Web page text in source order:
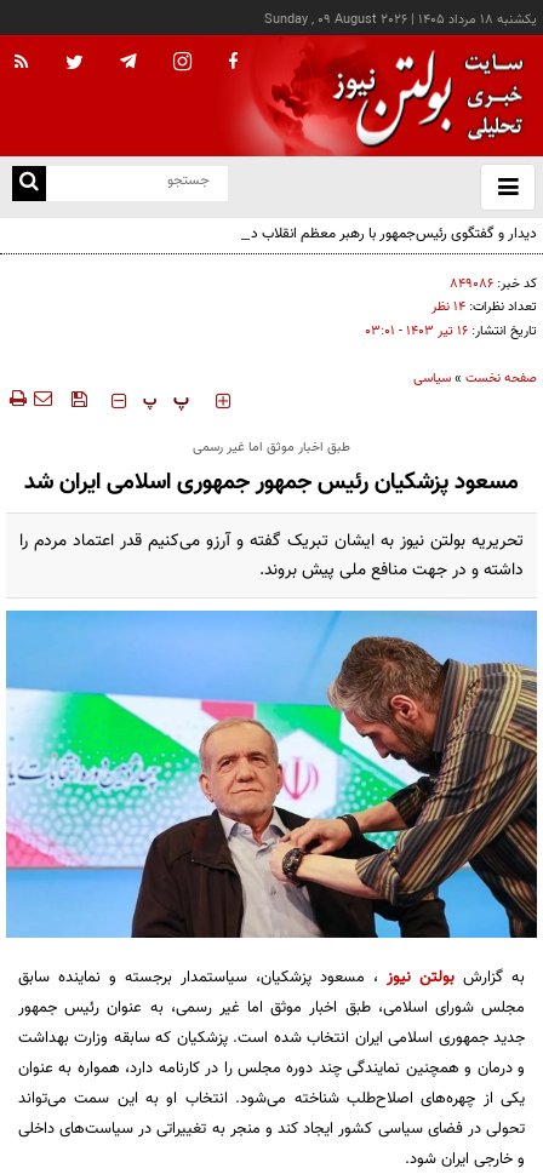
يکشنبه ۱۸ مرداد ۱۴۰۵ |
Sunday , 09 August 2026
باز
و
دیدار و گفتگوی رئیس‌جمهور با رهبر معظم انقلاب درباره مسائل اقتصادی و نظامی کشور
کد خبر: ۸۴۹۰۸۶
تعداد نظرات: ۱۴ نظر
تاریخ انتشار: ۱۶ تير ۱۴۰۳ - ۰۳:۰۱
صفحه نخست »سیاسی
‍‍‍ پ پ
طبق اخبار موثق اما غیر رسمی
مسعود پزشکیان رئیس جمهور جمهوری اسلامی ایران شد
تحریریه بولتن نیوز به ایشان تبریک گفته و آرزو می‌کنیم قدر اعتماد مردم را
داشته و در جهت منافع ملی پیش بروند.‌
به گزارش بولتن نیوز ، مسعود پزشکیان، سیاستمدار برجسته و نماینده سابق
مجلس شورای اسلامی، طبق اخبار موثق اما غیر رسمی، به عنوان رئیس جمهور
جدید جمهوری اسلامی ایران انتخاب شده است. پزشکیان که سابقه وزارت بهداشت
و درمان و همچنین نمایندگی چند دوره مجلس را در کارنامه دارد، همواره به عنوان
یکی از چهره‌های اصلاح‌طلب شناخته می‌شود. انتخاب او به این سمت می‌تواند
تحولی در فضای سیاسی کشور ایجاد کند و منجر به تغییراتی در سیاست‌های داخلی
و خارجی ایران شود.